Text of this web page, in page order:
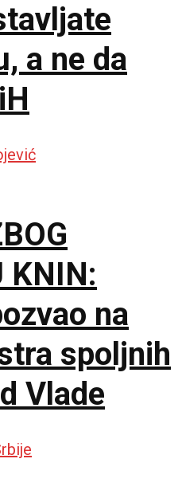
a ne da
KNIN:
na
spoljnih
Vlade